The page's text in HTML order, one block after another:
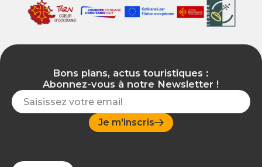
Bons plans, actus touristiques :
Abonnez-vous à notre Newsletter !
Je m'inscris